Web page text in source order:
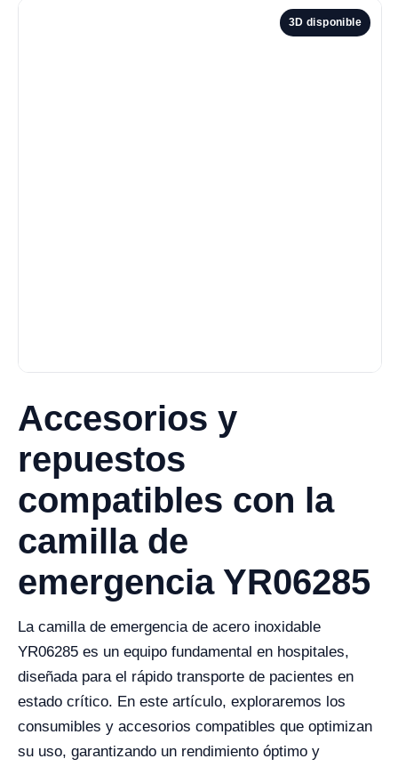
3D disponible
Accesorios y
repuestos
compatibles con la
camilla de
emergencia YR06285
La camilla de emergencia de acero inoxidable
YR06285 es un equipo fundamental en hospitales,
diseñada para el rápido transporte de pacientes en
estado crítico. En este artículo, exploraremos los
consumibles y accesorios compatibles que optimizan
su uso, garantizando un rendimiento óptimo y